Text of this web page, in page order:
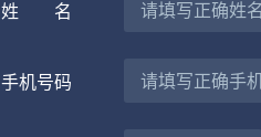
姓 名
手机号码